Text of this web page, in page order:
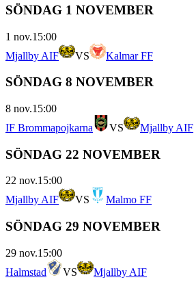
SÖNDAG 1 NOVEMBER
1 nov.15:00
Mjallby AIF
VS Kalmar FF
SÖNDAG 8 NOVEMBER
8 nov.15:00
IF Brommapojkarna
VS Mjallby AIF
SÖNDAG 22 NOVEMBER
22 nov.15:00
Mjallby AIF
VS Malmo FF
SÖNDAG 29 NOVEMBER
29 nov.15:00
Halmstad
VS Mjallby AIF